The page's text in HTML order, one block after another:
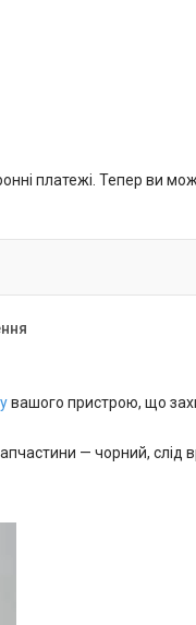
платежі. Тепер ви
вашого пристрою, що
— чорний, слід